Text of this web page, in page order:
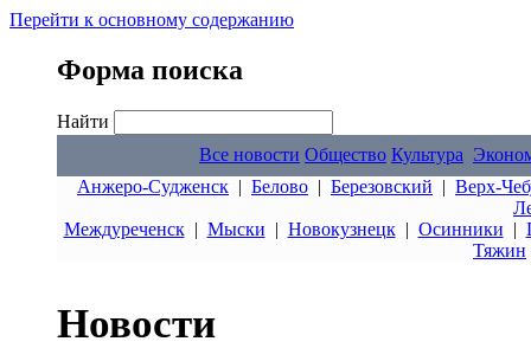
Перейти к основному содержанию
Форма поиска
Найти
Все новости Общество Культура
Анжеро-Судженск | Белово | Березовский | Верх-
Междуреченск| Мыски | Новокузнецк| Осинники |
Тяжин
Новости